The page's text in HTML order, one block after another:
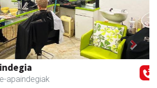
- Hezkuntza
Next